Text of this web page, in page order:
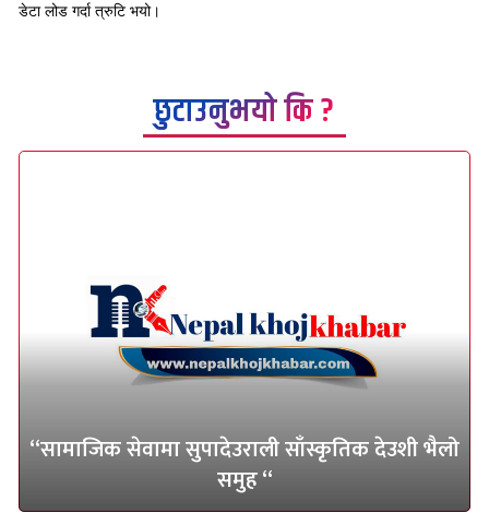
डेटा लोड गर्दा त्रुटि भयो।
छुटाउनुभयो कि ?
“सामाजिक सेवामा सुपादेउराली साँस्कृतिक देउशी भैलो
समुह “